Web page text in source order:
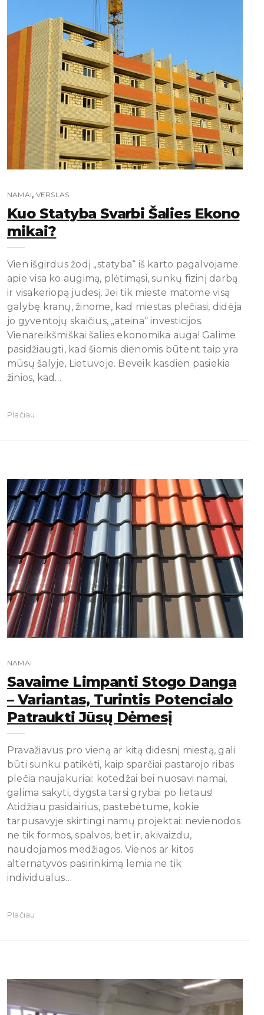
NAMAI, VERSLAS
Kuo Statyba Svarbi Šalies Ekono
Mikai?
Vien išgirdus žodį „statyba“ iš karto pagalvojame
apie visa ko augimą, plėtimąsi, sunkų fizinį darbą
ir visakeriopą judesį. Jei tik mieste matome visą
galybę kranų, žinome, kad miestas plečiasi, didėja
jo gyventojų skaičius, „ateina“ investicijos.
Vienareikšmiškai šalies ekonomika auga! Galime
pasidžiaugti, kad šiomis dienomis būtent taip yra
mūsų šalyje, Lietuvoje. Beveik kasdien pasiekia
žinios, kad…
Plačiau
NAMAI
Savaime Limpanti Stogo Danga
– Variantas, Turintis Potencialo
Patraukti Jūsų Dėmesį
Pravažiavus pro vieną ar kitą didesnį miestą, gali
būti sunku patikėti, kaip sparčiai pastarojo ribas
plečia naujakuriai: kotedžai bei nuosavi namai,
galima sakyti, dygsta tarsi grybai po lietaus!
Atidžiau pasidairius, pastebėtume, kokie
tarpusavyje skirtingi namų projektai: nevienodos
ne tik formos, spalvos, bet ir, akivaizdu,
naudojamos medžiagos. Vienos ar kitos
alternatyvos pasirinkimą lemia ne tik
individualus…
Plačiau